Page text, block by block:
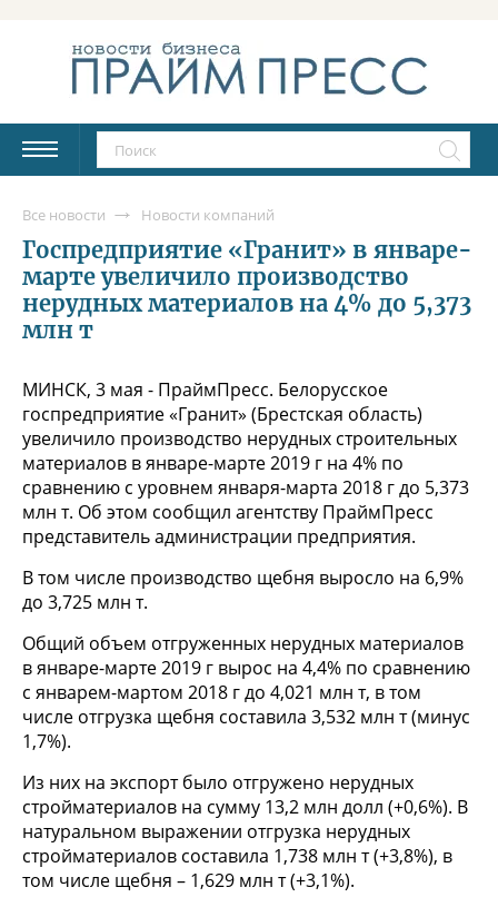
Все новости Новости компаний
Госпредприятие «Гранит» в январе-
марте увеличило производство
нерудных материалов на 4% до 5,373
млн т
МИНСК, 3 мая - ПраймПресс. Белорусское
госпредприятие «Гранит» (Брестская область)
увеличило производство нерудных строительных
материалов в январе-марте 2019 г на 4% по
сравнению с уровнем января-марта 2018 г до 5,373
млн т. Об этом сообщил агентству ПраймПресс
представитель администрации предприятия.
В том числе производство щебня выросло на 6,9%
до 3,725 млн т.
Общий объем отгруженных нерудных материалов
в январе-марте 2019 г вырос на 4,4% по сравнению
с январем-мартом 2018 г до 4,021 млн т, в том
числе отгрузка щебня составила 3,532 млн т (минус
1,7%).
Из них на экспорт было отгружено нерудных
стройматериалов на сумму 13,2 млн долл (+0,6%). В
натуральном выражении отгрузка нерудных
стройматериалов составила 1,738 млн т (+3,8%), в
том числе щебня – 1,629 млн т (+3,1%).